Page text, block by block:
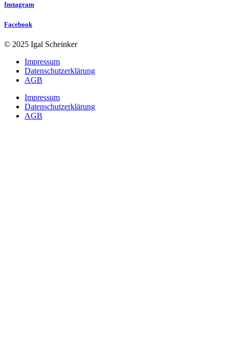
Instagram
Facebook
© 2025 Igal Scheinker
Impressum
Datenschutzerklärung
AGB
Impressum
Datenschutzerklärung
AGB